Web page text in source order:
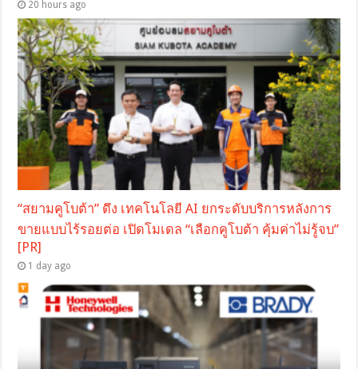
20 hours ago
“สยามคูโบต้า” ดึง เทคโนโลยี AI ยกระดับบริการหลังการ
ขายแบบไร้รอยต่อ เปิดโมเดล “เลือกคูโบต้า คุ้มค่าไม่รู้จบ”
[PR]
1 day ago